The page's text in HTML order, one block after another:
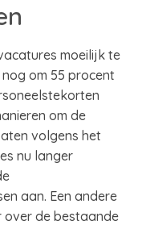
moeilijk te
om 55 procent
om de
volgens het
nu langer
aan. Een andere
over de bestaande